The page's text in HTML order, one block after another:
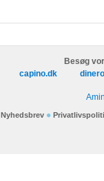
Besøg
capino.dk
Nyhedsbrev